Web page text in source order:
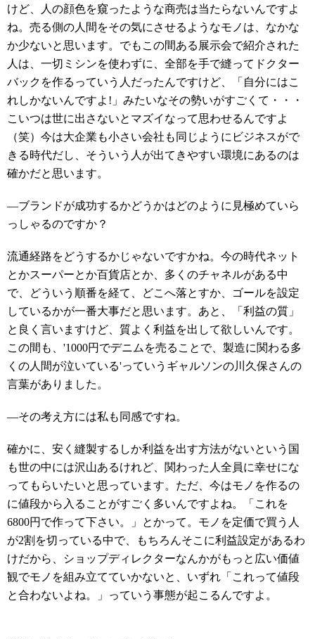
けど、人の顔色を窺ったような商売は当たらないんですよ
ね。売る側の人間をその気にさせるようなモノは、なかな
か少ないと思います。でもこの間ある展示会で紹介された
人は、一切ミシンを使わずに、全部を手で縫ってドクター
バックを作るっていう人だったんですけど、「自分にはこ
れしかないんですよ!」みたいなその勢いがすごくて・・・
こいつは世に出さないとマズイなって思わせるんですよ
（笑）今は大企業も小さい会社も同じようにビジネスがで
きる時代だし、そういう人が出てきやすい環境にあるのは
確かだと思います。
―ブランドが成功するかどうかはどのように見極めていら
っしゃるのですか？
流通経路をどうするかじゃないですかね。今の時代ネット
とかスーパーとか百貨店とか、多くのチャネルがある中
で、どういう順番を経て、どこへ落とすか、ゴールを設定
しているかが一番大事だと思います。あと、「利益の質」
と良く言いますけど、質よく利益を出して欲しいんです。
この間も、'1000円でデニムを売ることで、製造に関わる多
くの人間が泣いている'っていうギャルソンの川久保さんの
言葉がありました。
―その考え方には私も同感ですね。
確かに、安く縫製するしか利益を出す方法がないという国
も世の中には沢山あるけれど、関わった人全員に幸せにな
ってもらいたいと思っています。ただ、今はモノを作るの
に値段から入ることがすごく多いんですよね。「これを
6800円で作って下さい。」とかって。モノを定価で買う人
が2割を切っている中で、もちろんそこに利益設定があるわ
けだから、ショップディレクターなんかがもっと広い価値
観でモノを組み立てていかないと、いずれ「これって値段
と合わないよね。」っていう事態が起こるんですよ。